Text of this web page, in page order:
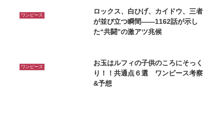
ワンピース
ロックス、白ひげ、カイドウ、三者
が並び立つ瞬間——1162話が示し
た“共闘”の激アツ兆候
ワンピース
お玉はルフィの子供のころにそっく
り！！共通点６選 ワンピース考察
&予想